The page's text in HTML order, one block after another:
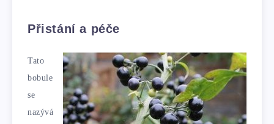
Přistání a péče
Tato
bobule
se
nazývá